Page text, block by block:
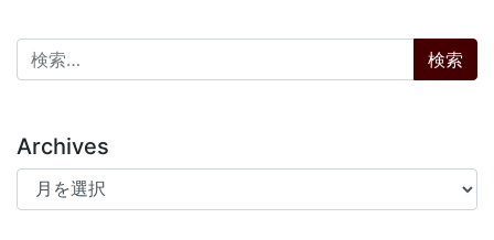
検索:
Archives
Archives